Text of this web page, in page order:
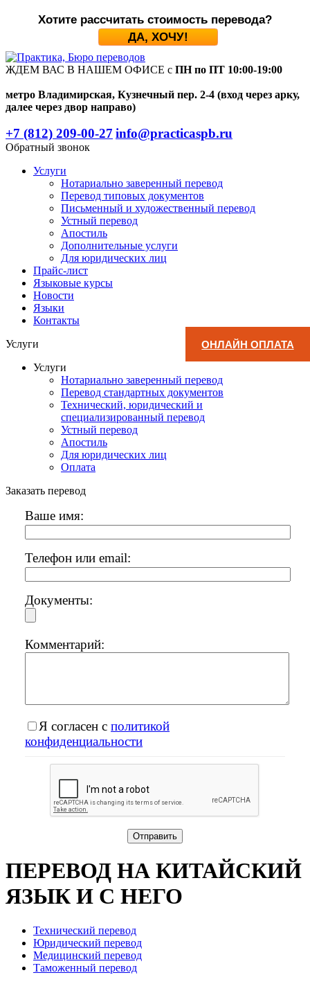
Хотите рассчитать стоимость перевода?
ДА, ХОЧУ!
ЖДЕМ ВАС В НАШЕМ ОФИСЕ с ПН по ПТ 10:00-19:00
метро Владимирская, Кузнечный пер. 2-4 (вход через арку,
далее через двор направо)
+7 (812) 209-00-27 info@practicaspb.ru
Обратный звонок
Услуги
Нотариально заверенный перевод
Перевод типовых документов
Письменный и художественный перевод
Устный перевод
Апостиль
Дополнительные услуги
Для юридических лиц
Прайс-лист
Языковые курсы
Новости
Языки
Контакты
ОНЛАЙН ОПЛАТА
Услуги
Услуги
Нотариально заверенный перевод
Перевод стандартных документов
Технический, юридический и
специализированный перевод
Устный перевод
Апостиль
Для юридических лиц
Оплата
Заказать перевод
Ваше имя:
Телефон или email:
Документы:
Комментарий:
Я согласен сполитикой
конфиденциальности
ПЕРЕВОД НА КИТАЙСКИЙ
ЯЗЫК И С НЕГО
Технический перевод
Юридический перевод
Медицинский перевод
Таможенный перевод